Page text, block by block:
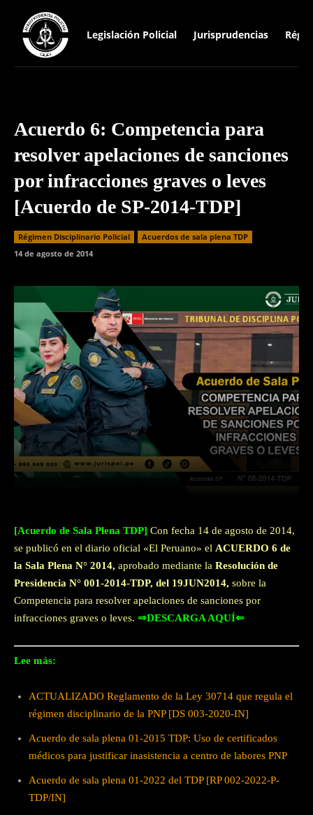
Legislación Policial Jurisprudencias
Acuerdo 6: Competencia para
resolver apelaciones de sanciones
por infracciones graves o leves
[Acuerdo de SP-2014-TDP]
Régimen Disciplinario Policial
Acuerdos de sala plena TDP
14 de agosto de 2014
WhatsApp
[Acuerdo de Sala Plena TDP] Con fecha 14 de agosto de 2014,
se publicó en el diario oficial «El Peruano» el ACUERDO 6 de
la Sala Plena N° 2014, aprobado mediante la Resolución de
Presidencia N° 001-2014-TDP, del 19JUN2014, sobre la
Competencia para resolver apelaciones de sanciones por
infracciones graves o leves. ⇒DESCARGA AQUÍ⇐
Lee más:
ACTUALIZADO Reglamento de la Ley 30714 que regula el
régimen disciplinario de la PNP [DS 003-2020-IN]
Acuerdo de sala plena 01-2015 TDP: Uso de certificados
médicos para justificar inasistencia a centro de labores PNP
Acuerdo de sala plena 01-2022 del TDP [RP 002-2022-P-
TDP/IN]